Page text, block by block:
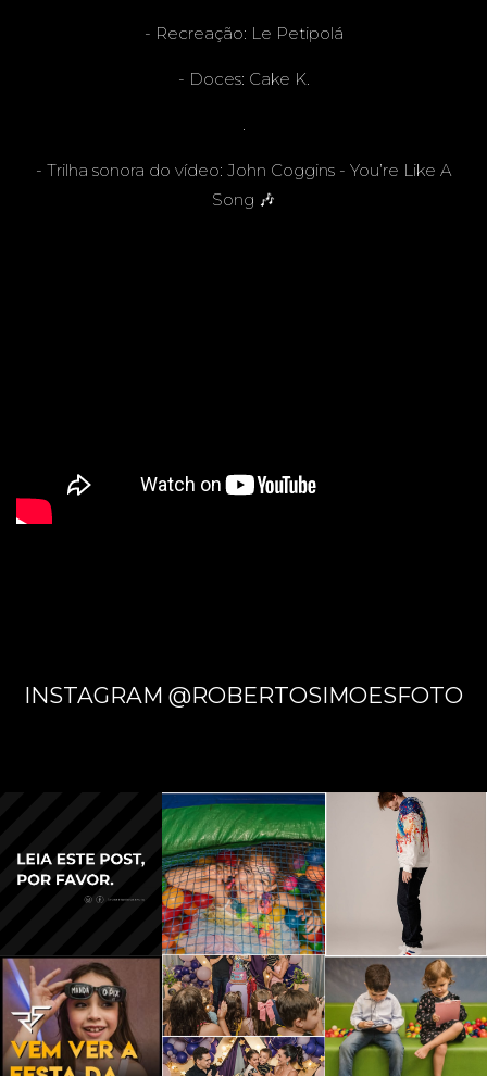
- Recreação: Le Petipolá
- Doces: Cake K.
.
- Trilha sonora do vídeo: John Coggins - You’re Like A
Song 🎶
INSTAGRAM @ROBERTOSIMOESFOTO